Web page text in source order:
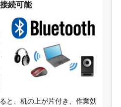
続可能
と、机の上が片付き、作業効